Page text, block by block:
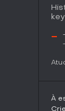
hub central
criados por
muito as
de
do solo,
-
À